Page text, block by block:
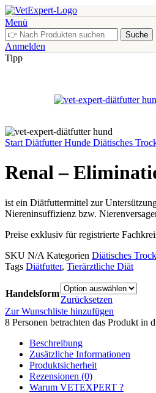
Menü
Suche
Anmelden
Tipp
Start DiätfutterHunde Diätisches
Renal –
ist ein Diätfuttermittel zur
Niereninsuffizienz bzw.
Preise exklusiv für registrierte
SKU N/A Kategorien Diätisches
Tags Diätfutter, Tierärztliche Diät
Handelsform
Zurücksetzen
Zur Wunschliste hinzufügen
8 Personen betrachten das Produkt in
Beschreibung
Zusätzliche Informationen
Produktsicherheit
Rezensionen (0)
Warum VETEXPERT ?